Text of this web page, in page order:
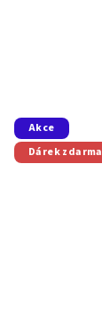
Akce
Dárek zdarma